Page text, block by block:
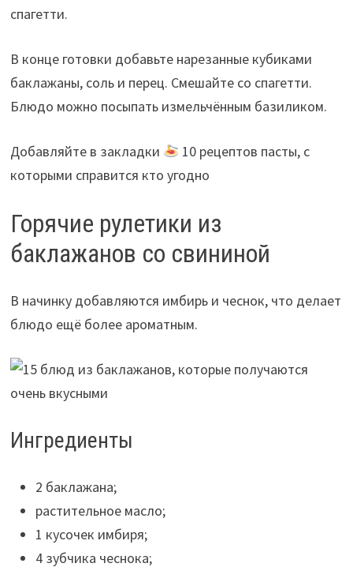
спагетти.
В конце готовки добавьте нарезанные кубиками
баклажаны, соль и перец. Смешайте со спагетти.
Блюдо можно посыпать измельчённым базиликом.
Добавляйте в закладки
10 рецептов пасты, с
которыми справится кто угодно
Горячие рулетики из
баклажанов со свининой
В начинку добавляются имбирь и чеснок, что делает
блюдо ещё более ароматным.
Ингредиенты
2 баклажана;
растительное масло;
1 кусочек имбиря;
4 зубчика чеснока;